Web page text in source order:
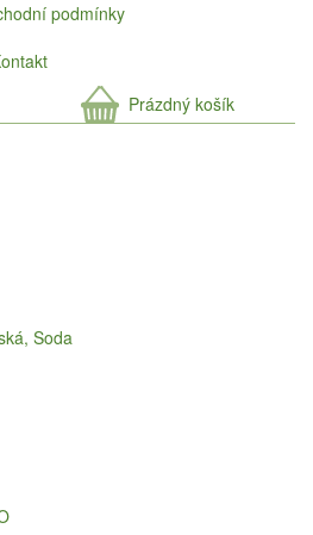
podmínky
Prázdný košík
Soda